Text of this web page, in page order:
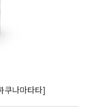
쿠나마타타]